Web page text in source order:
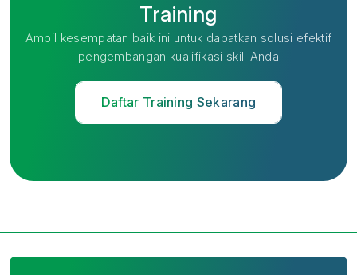
Training
Ambil kesempatan baik ini untuk dapatkan solusi efektif
pengembangan kualifikasi skill Anda
Daftar Training Sekarang